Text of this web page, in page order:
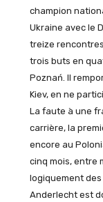
champion
Ukraine avec le
treize
trois buts en
Poznań. Il
Kiev, en ne
La faute à une
carrière, la
encore au
cinq mois, entre
logiquement des
Anderlecht est